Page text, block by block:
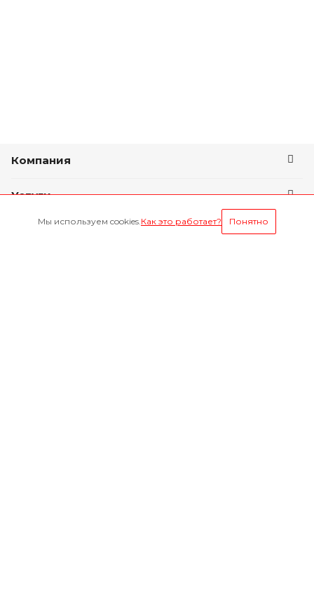
Компания
Услуги
Условия оплаты
Мы используем cookies.Как это работает? Понятно